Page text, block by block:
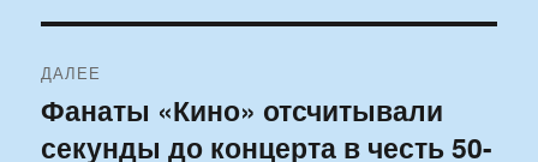
ДАЛЕЕ
Следующая
запись:
Фанаты «Кино» отсчитывали
секунды до концерта в честь 50-